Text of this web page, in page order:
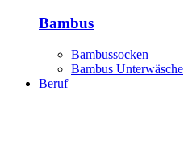
Bambus
Bambussocken
Bambus Unterwäsche
Beruf